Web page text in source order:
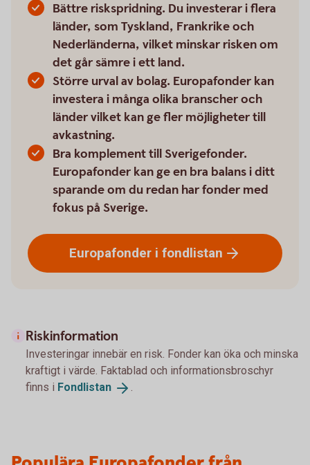
Bättre riskspridning. Du investerar i flera
länder, som Tyskland, Frankrike och
Nederländerna, vilket minskar risken om
det går sämre i ett land.
Större urval av bolag. Europafonder kan
investera i många olika branscher och
länder vilket kan ge fler möjligheter till
avkastning.
Bra komplement till Sverigefonder.
Europafonder kan ge en bra balans i ditt
sparande om du redan har fonder med
fokus på Sverige.
Europafonder i fondlistan
Riskinformation
Investeringar innebär en risk. Fonder kan öka och minska
kraftigt i värde. Faktablad och informationsbroschyr
finns i Fondlistan .